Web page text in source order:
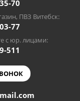
70
ПВЗ Витебск:
77
с юр. лицами:
511